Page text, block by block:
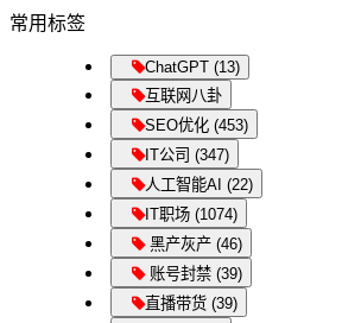
常用标签
ChatGPT (13)
互联网八卦
SEO优化 (453)
IT公司 (347)
人工智能AI (22)
IT职场 (1074)
黑产灰产 (46)
账号封禁 (39)
直播带货 (39)